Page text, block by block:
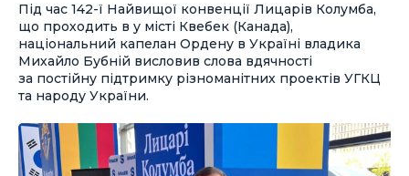
Під час 142-ї Найвищої конвенції Лицарів Колумба,
що проходить в у місті Квебек (Канада),
національний капелан Ордену в Україні владика
Михайло Бубній висловив слова вдячності
за постійну підтримку різноманітних проектів УГКЦ
та народу України.